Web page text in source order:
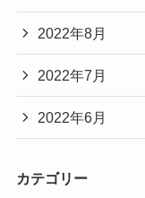
2022年8月
2022年7月
2022年6月
カテゴリー